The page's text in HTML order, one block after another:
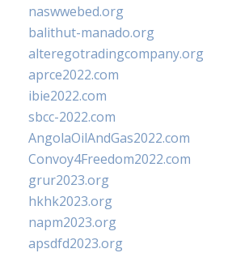
naswwebed.org
balithut-manado.org
alteregotradingcompany.org
aprce2022.com
ibie2022.com
sbcc-2022.com
AngolaOilAndGas2022.com
Convoy4Freedom2022.com
grur2023.org
hkhk2023.org
napm2023.org
apsdfd2023.org